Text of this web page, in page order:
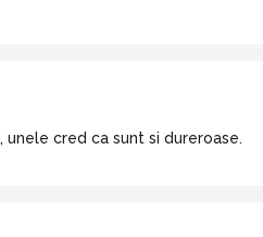
unele cred ca sunt si dureroase.